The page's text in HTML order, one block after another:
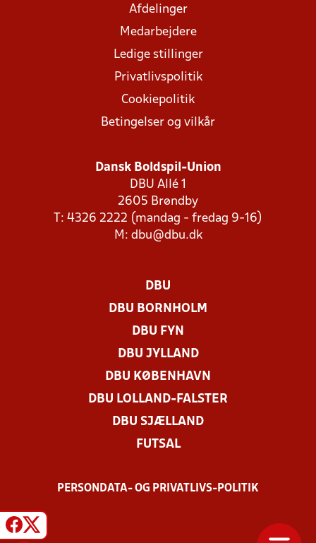
Afdelinger
Medarbejdere
Ledige stillinger
Privatlivspolitik
Cookiepolitik
Betingelser og vilkår
Dansk Boldspil-Union
DBU Allé 1
2605 Brøndby
T: 4326 2222 (mandag - fredag 9-16)
M: dbu@dbu.dk
DBU
DBU BORNHOLM
DBU FYN
DBU JYLLAND
DBU KØBENHAVN
DBU LOLLAND-FALSTER
DBU SJÆLLAND
FUTSAL
PERSONDATA- OG PRIVATLIVS-POLITIK